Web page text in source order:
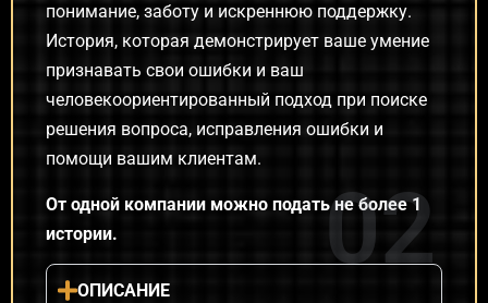
понимание, заботу и искреннюю поддержку.
История, которая демонстрирует ваше умение
признавать свои ошибки и ваш
человекоориентированный подход при поиске
решения вопроса, исправления ошибки и
помощи вашим клиентам.
От одной компании можно подать не более 1
истории.
02
ОПИСАНИЕ